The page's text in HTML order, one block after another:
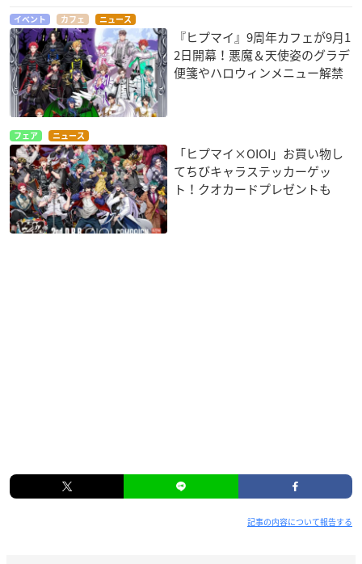
イベント カフェ ニュース
『ヒプマイ』9周年カフェが9月1
2日開幕！悪魔＆天使姿のグラデ
便箋やハロウィンメニュー解禁
フェア ニュース
「ヒプマイ×OIOI」お買い物し
てちびキャラステッカーゲッ
ト！クオカードプレゼントも
記事の内容について報告する